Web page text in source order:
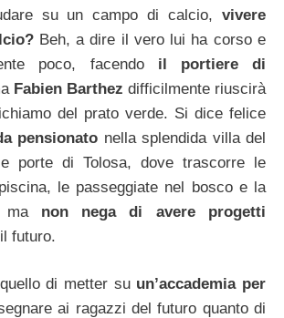
su un campo di calcio, vivere
Beh, a dire il vero lui ha corso e
poco, facendo il portiere di
Fabien Barthez difficilmente riuscirà
del prato verde. Si dice felice
pensionato nella splendida villa del
porte di Tolosa, dove trascorre le
le passeggiate nel bosco e la
ma non nega di avere progetti
futuro.
di metter su un’accademia per
ai ragazzi del futuro quanto di